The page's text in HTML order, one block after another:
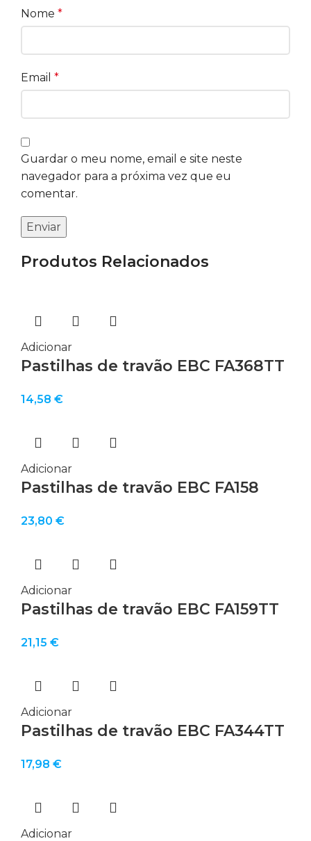
Nome *
Email *
Guardar o meu nome, email e site neste
navegador para a próxima vez que eu
comentar.
Produtos Relacionados
Adicionar
Pastilhas de travão EBC FA368TT
14,58 €
Adicionar
Pastilhas de travão EBC FA158
23,80 €
Adicionar
Pastilhas de travão EBC FA159TT
21,15 €
Adicionar
Pastilhas de travão EBC FA344TT
17,98 €
Adicionar